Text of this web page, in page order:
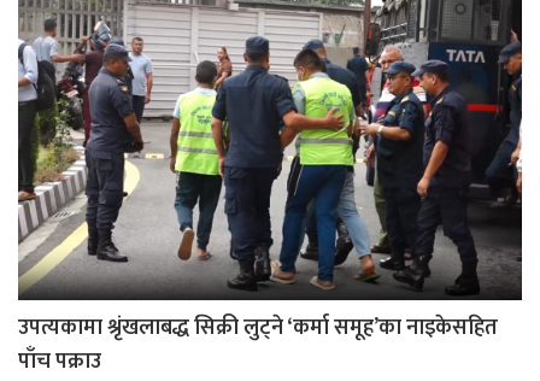
उपत्यकामा श्रृंखलाबद्ध सिक्री लुट्ने ‘कर्मा समूह’का नाइकेसहित
पाँच पक्राउ